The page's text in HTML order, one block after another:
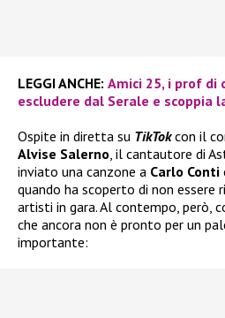
LEGGI ANCHE: Amici 25, i prof di
escludere dal Serale e scoppia
Ospite in diretta su TikTokcon il
Alvise Salerno, il cantautore di
inviato una canzone a Carlo Conti
quando ha scoperto di non
artisti in gara. Al contempo, però,
che ancora non è pronto per un
importante: